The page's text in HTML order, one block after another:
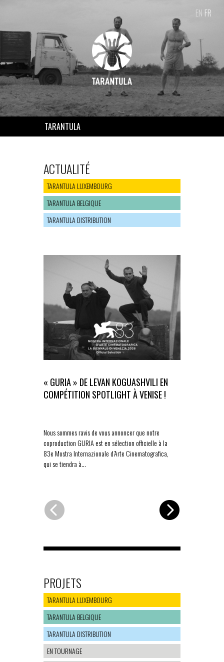
EN FR
TARANTULA
ACTUALITÉ
TARANTULA LUXEMBOURG
TARANTULA BELGIQUE
TARANTULA DISTRIBUTION
« GURIA » DE LEVAN KOGUASHVILI EN
COMPÉTITION SPOTLIGHT À VENISE !
Nous sommes ravis de vous annoncer que notre
coproduction GURIA est en sélection officielle à la
83e Mostra Internazionale d’Arte Cinematografica,
qui se tiendra à…
PROJETS
TARANTULA LUXEMBOURG
TARANTULA BELGIQUE
TARANTULA DISTRIBUTION
EN TOURNAGE